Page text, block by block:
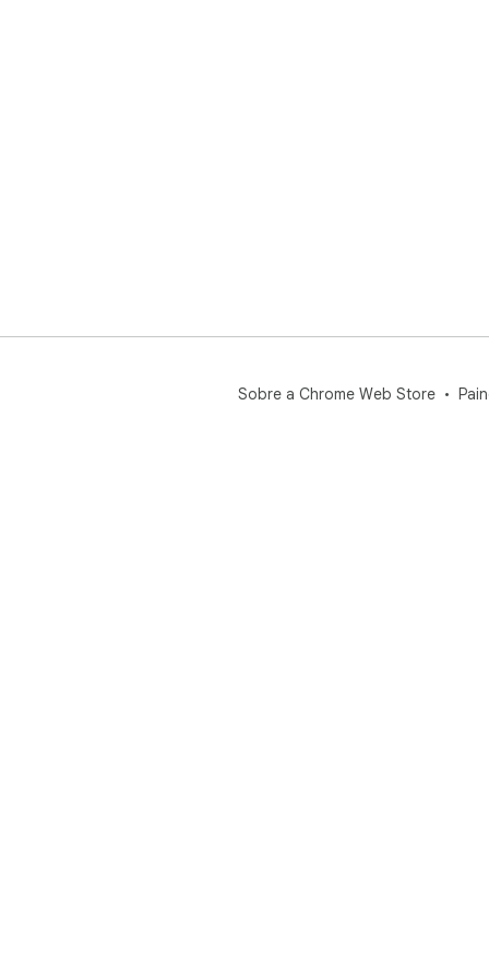
Sobre a Chrome Web Store